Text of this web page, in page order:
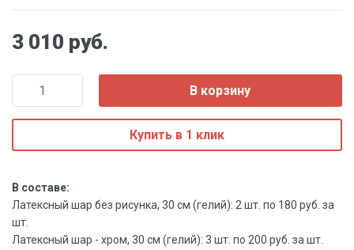
3 010 руб.
В корзину
Купить в 1 клик
В составе:
Латексный шар без рисунка, 30 см (гелий): 2 шт. по 180 руб. за
шт.
Латексный шар - хром, 30 см (гелий): 3 шт. по 200 руб. за шт.